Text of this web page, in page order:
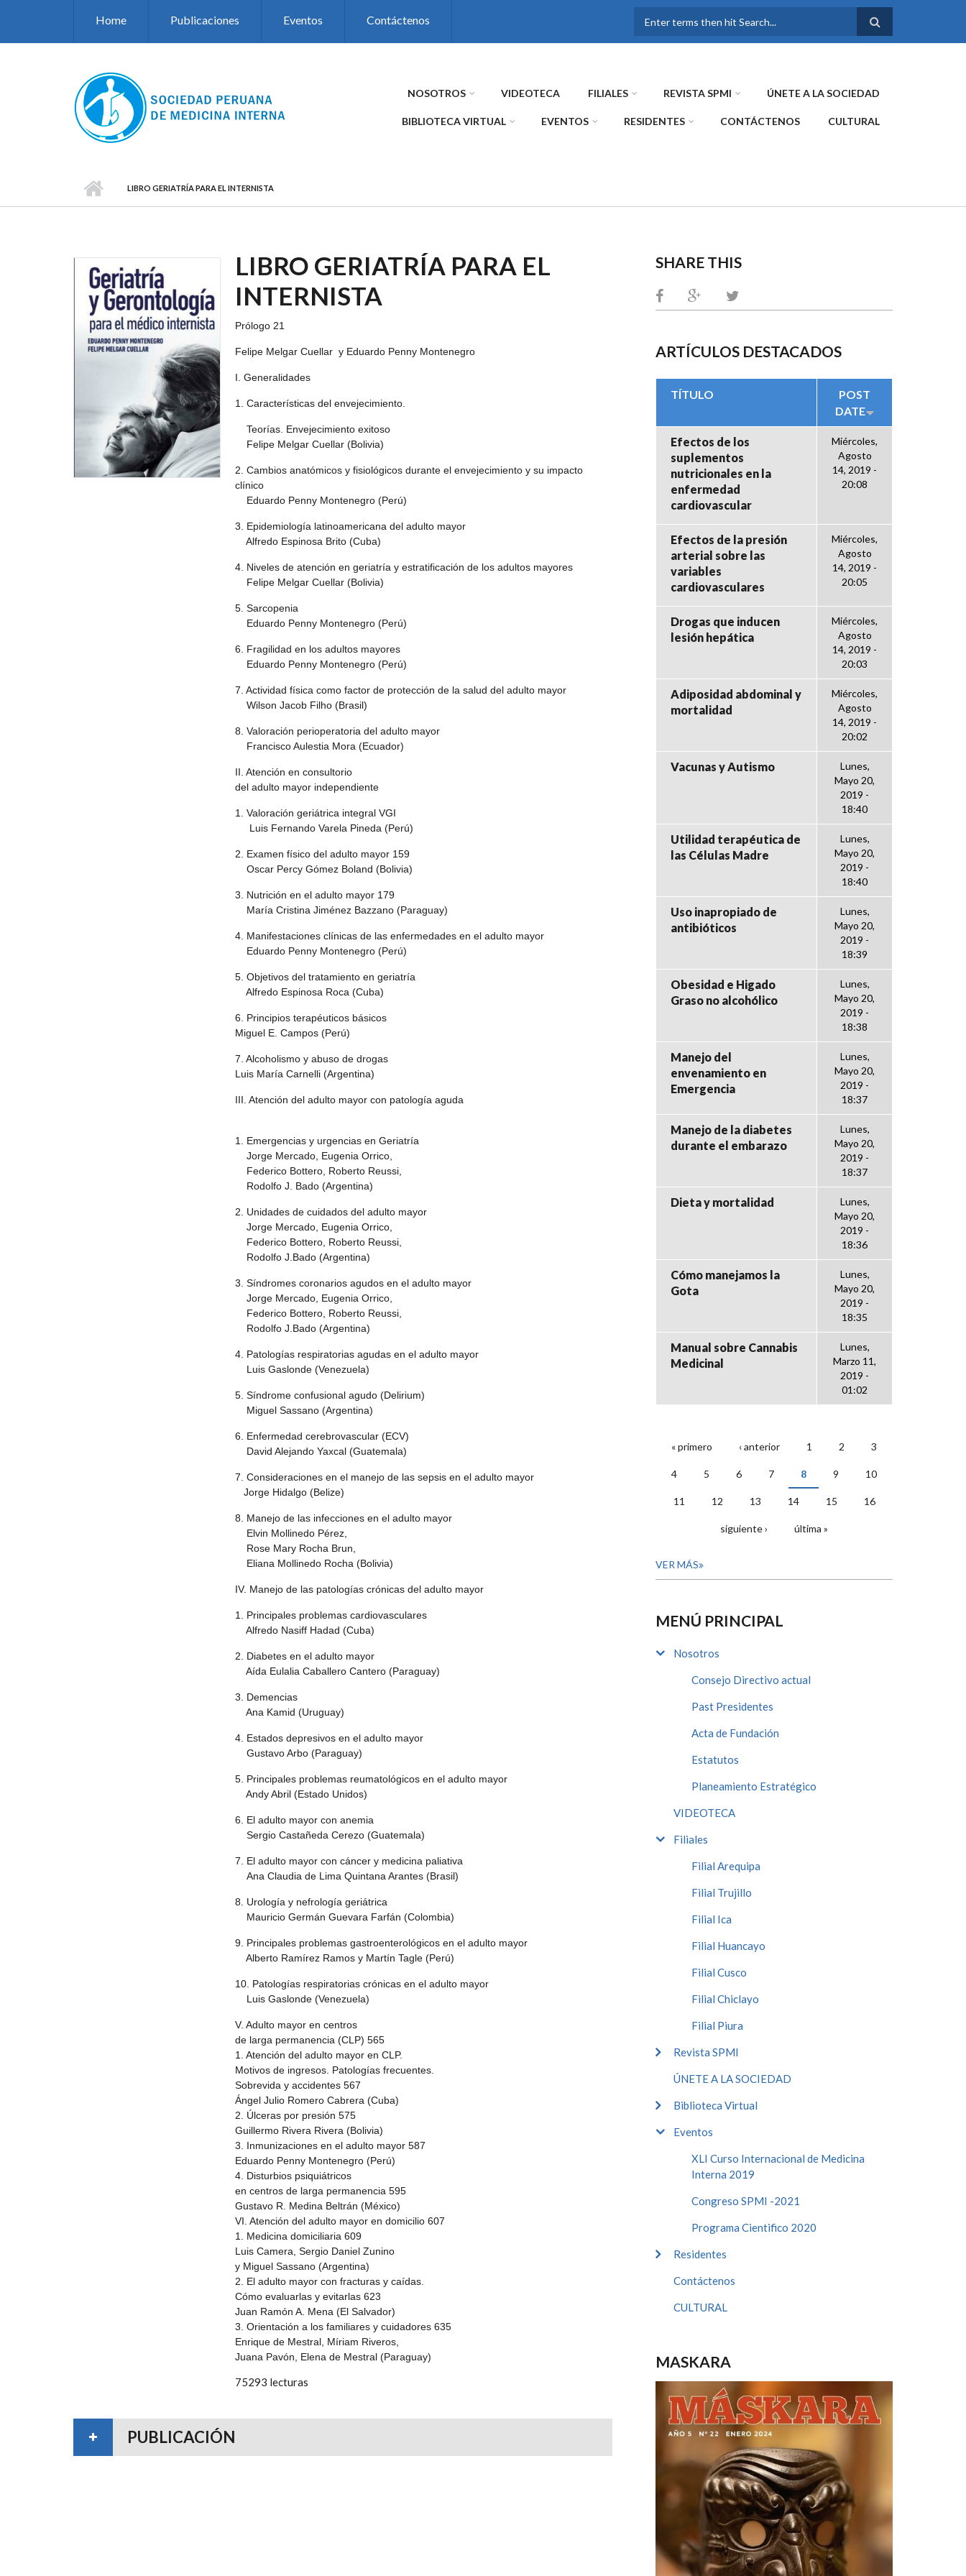
Home Publicaciones Eventos Contáctenos
FORMULARIO DE
NOSOTROS VIDEOTECA FILIALES REVISTA SPMI ÚNETE A LA SOCIEDAD
BIBLIOTECA VIRTUAL EVENTOS RESIDENTES CONTÁCTENOS CULTURAL
LIBRO GERIATRÍA PARA EL INTERNISTA
LIBRO GERIATRÍA PARA EL
INTERNISTA
Prólogo 21
Felipe Melgar Cuellar y Eduardo Penny Montenegro
I. Generalidades
1. Características del envejecimiento.
Teorías. Envejecimiento exitoso
Felipe Melgar Cuellar (Bolivia)
2. Cambios anatómicos y fisiológicos durante el envejecimiento y su impacto
clínico
Eduardo Penny Montenegro (Perú)
3. Epidemiología latinoamericana del adulto mayor
Alfredo Espinosa Brito (Cuba)
4. Niveles de atención en geriatría y estratificación de los adultos mayores
Felipe Melgar Cuellar (Bolivia)
5. Sarcopenia
Eduardo Penny Montenegro (Perú)
6. Fragilidad en los adultos mayores
Eduardo Penny Montenegro (Perú)
7. Actividad física como factor de protección de la salud del adulto mayor
Wilson Jacob Filho (Brasil)
8. Valoración perioperatoria del adulto mayor
Francisco Aulestia Mora (Ecuador)
II. Atención en consultorio
del adulto mayor independiente
1. Valoración geriátrica integral VGI
Luis Fernando Varela Pineda (Perú)
2. Examen físico del adulto mayor 159
Oscar Percy Gómez Boland (Bolivia)
3. Nutrición en el adulto mayor 179
María Cristina Jiménez Bazzano (Paraguay)
4. Manifestaciones clínicas de las enfermedades en el adulto mayor
Eduardo Penny Montenegro (Perú)
5. Objetivos del tratamiento en geriatría
Alfredo Espinosa Roca (Cuba)
6. Principios terapéuticos básicos
Miguel E. Campos (Perú)
7. Alcoholismo y abuso de drogas
Luis María Carnelli (Argentina)
III. Atención del adulto mayor con patología aguda
1. Emergencias y urgencias en Geriatría
Jorge Mercado, Eugenia Orrico,
Federico Bottero, Roberto Reussi,
Rodolfo J. Bado (Argentina)
2. Unidades de cuidados del adulto mayor
Jorge Mercado, Eugenia Orrico,
Federico Bottero, Roberto Reussi,
Rodolfo J.Bado (Argentina)
3. Síndromes coronarios agudos en el adulto mayor
Jorge Mercado, Eugenia Orrico,
Federico Bottero, Roberto Reussi,
Rodolfo J.Bado (Argentina)
4. Patologías respiratorias agudas en el adulto mayor
Luis Gaslonde (Venezuela)
5. Síndrome confusional agudo (Delirium)
Miguel Sassano (Argentina)
6. Enfermedad cerebrovascular (ECV)
David Alejando Yaxcal (Guatemala)
7. Consideraciones en el manejo de las sepsis en el adulto mayor
Jorge Hidalgo (Belize)
8. Manejo de las infecciones en el adulto mayor
Elvin Mollinedo Pérez,
Rose Mary Rocha Brun,
Eliana Mollinedo Rocha (Bolivia)
IV. Manejo de las patologías crónicas del adulto mayor
1. Principales problemas cardiovasculares
Alfredo Nasiff Hadad (Cuba)
2. Diabetes en el adulto mayor
Aída Eulalia Caballero Cantero (Paraguay)
3. Demencias
Ana Kamid (Uruguay)
4. Estados depresivos en el adulto mayor
Gustavo Arbo (Paraguay)
5. Principales problemas reumatológicos en el adulto mayor
Andy Abril (Estado Unidos)
6. El adulto mayor con anemia
Sergio Castañeda Cerezo (Guatemala)
7. El adulto mayor con cáncer y medicina paliativa
Ana Claudia de Lima Quintana Arantes (Brasil)
8. Urología y nefrología geriátrica
Mauricio Germán Guevara Farfán (Colombia)
9. Principales problemas gastroenterológicos en el adulto mayor
Alberto Ramírez Ramos y Martín Tagle (Perú)
10. Patologías respiratorias crónicas en el adulto mayor
Luis Gaslonde (Venezuela)
V. Adulto mayor en centros
de larga permanencia (CLP) 565
1. Atención del adulto mayor en CLP.
Motivos de ingresos. Patologías frecuentes.
Sobrevida y accidentes 567
Ángel Julio Romero Cabrera (Cuba)
2. Úlceras por presión 575
Guillermo Rivera Rivera (Bolivia)
3. Inmunizaciones en el adulto mayor 587
Eduardo Penny Montenegro (Perú)
4. Disturbios psiquiátricos
en centros de larga permanencia 595
Gustavo R. Medina Beltrán (México)
VI. Atención del adulto mayor en domicilio 607
1. Medicina domiciliaria 609
Luis Camera, Sergio Daniel Zunino
y Miguel Sassano (Argentina)
2. El adulto mayor con fracturas y caídas.
Cómo evaluarlas y evitarlas 623
Juan Ramón A. Mena (El Salvador)
3. Orientación a los familiares y cuidadores 635
Enrique de Mestral, Míriam Riveros,
Juana Pavón, Elena de Mestral (Paraguay)
75293 lecturas
PUBLICACIÓN
SHARE THIS
ARTÍCULOS DESTACADOS
TÍTULO
POST
DATE
Efectos de los
suplementos
nutricionales en la
enfermedad
cardiovascular
Miércoles,
Agosto
14, 2019 -
20:08
Efectos de la presión
arterial sobre las
variables
cardiovasculares
Miércoles,
Agosto
14, 2019 -
20:05
Drogas que inducen
lesión hepática
Miércoles,
Agosto
14, 2019 -
20:03
Adiposidad abdominal y
mortalidad
Miércoles,
Agosto
14, 2019 -
20:02
Vacunas y Autismo
Lunes,
Mayo 20,
2019 -
18:40
Utilidad terapéutica de
las Células Madre
Lunes,
Mayo 20,
2019 -
18:40
Uso inapropiado de
antibióticos
Lunes,
Mayo 20,
2019 -
18:39
Obesidad e Higado
Graso no alcohólico
Lunes,
Mayo 20,
2019 -
18:38
Manejo del
envenamiento en
Emergencia
Lunes,
Mayo 20,
2019 -
18:37
Manejo de la diabetes
durante el embarazo
Lunes,
Mayo 20,
2019 -
18:37
Dieta y mortalidad
Lunes,
Mayo 20,
2019 -
18:36
Cómo manejamos la
Gota
Lunes,
Mayo 20,
2019 -
18:35
Manual sobre Cannabis
Medicinal
Lunes,
Marzo 11,
2019 -
01:02
PÁGINAS
« primero ‹ anterior 1 2 3
4 5 6 7 8 9 10
11 12 13 14 15 16
siguiente › última »
VER MÁS
MENÚ PRINCIPAL
Nosotros
Consejo Directivo actual
Past Presidentes
Acta de Fundación
Estatutos
Planeamiento Estratégico
VIDEOTECA
Filiales
Filial Arequipa
Filial Trujillo
Filial Ica
Filial Huancayo
Filial Cusco
Filial Chiclayo
Filial Piura
Revista SPMI
ÚNETE A LA SOCIEDAD
Biblioteca Virtual
Eventos
XLI Curso Internacional de Medicina
Interna 2019
Congreso SPMI -2021
Programa Cientifico 2020
Residentes
Contáctenos
CULTURAL
MASKARA